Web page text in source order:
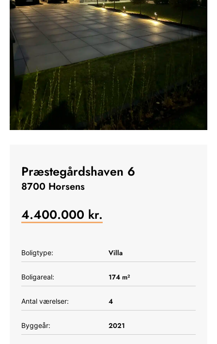
Præstegårdshaven 6
8700 Horsens
4.400.000 kr.
Boligtype: Villa
Boligareal: 174 m²
Antal værelser: 4
Byggeår: 2021